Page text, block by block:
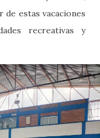
estas vacaciones
recreativas y